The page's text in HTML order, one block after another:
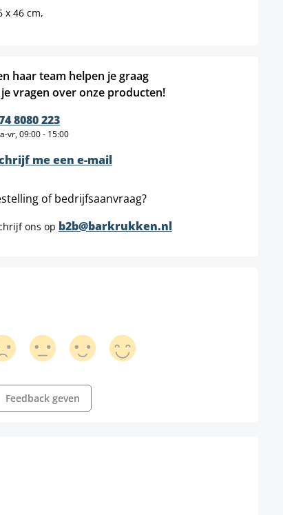
x 46 cm,
haar team helpen je graag
vragen over onze producten!
8080 223
vr, 09:00 - 15:00
me een e-mail
of bedrijfsaanvraag?
ons op b2b@barkrukken.nl
Feedback geven